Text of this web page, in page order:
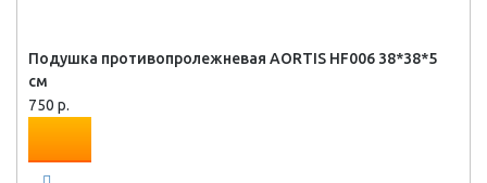
Подушка противопролежневая AORTIS HF006 38*38*5
см
750 р.